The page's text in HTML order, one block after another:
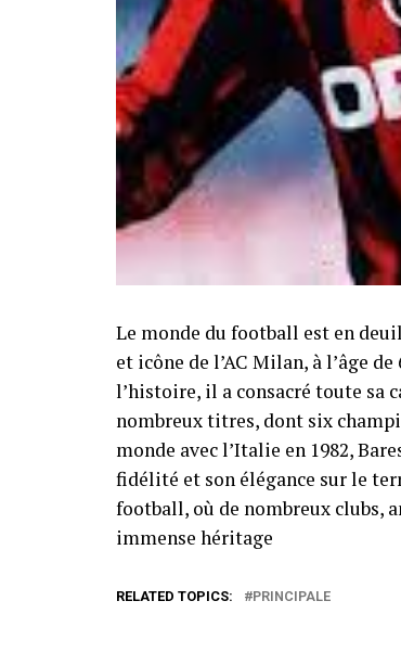
Le monde du football est en
et icône de l’AC Milan, à l’âge
l’histoire, il a consacré toute sa
nombreux titres, dont six
monde avec l’Italie en 1982,
fidélité et son élégance sur le
football, où de nombreux clubs,
immense héritage
RELATED TOPICS: PRINCIPALE